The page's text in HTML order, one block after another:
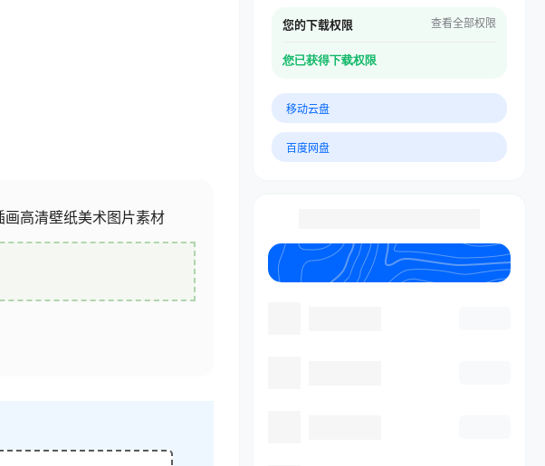
画高清壁纸美术图片素材
您的下载权限 查看全部权限
您已获得下载权限
移动云盘
百度网盘